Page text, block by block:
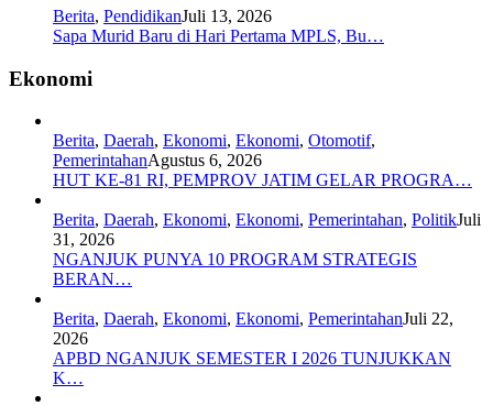
Berita, PendidikanJuli 13, 2026
Sapa Murid Baru di Hari Pertama MPLS, Bu…
Ekonomi
Berita, Daerah, Ekonomi, Ekonomi, Otomotif,
PemerintahanAgustus 6, 2026
HUT KE-81 RI, PEMPROV JATIM GELAR PROGRA…
Berita, Daerah, Ekonomi, Ekonomi, Pemerintahan, PolitikJuli
31, 2026
NGANJUK PUNYA 10 PROGRAM STRATEGIS
BERAN…
Berita, Daerah, Ekonomi, Ekonomi, PemerintahanJuli 22,
2026
APBD NGANJUK SEMESTER I 2026 TUNJUKKAN
K…